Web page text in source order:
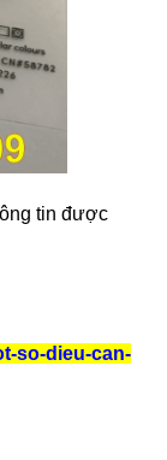
tin được
so-dieu-can-